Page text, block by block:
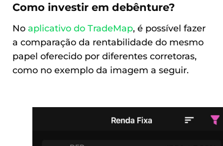
Como investir em debênture?
No aplicativo do TradeMap, é possível fazer
a comparação da rentabilidade do mesmo
papel oferecido por diferentes corretoras,
como no exemplo da imagem a seguir.